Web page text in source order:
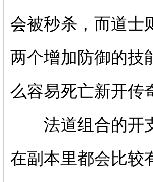
会被秒杀，而道士
两个增加防御的技
么容易死亡新开传
法道组合的开支
在副本里都会比较